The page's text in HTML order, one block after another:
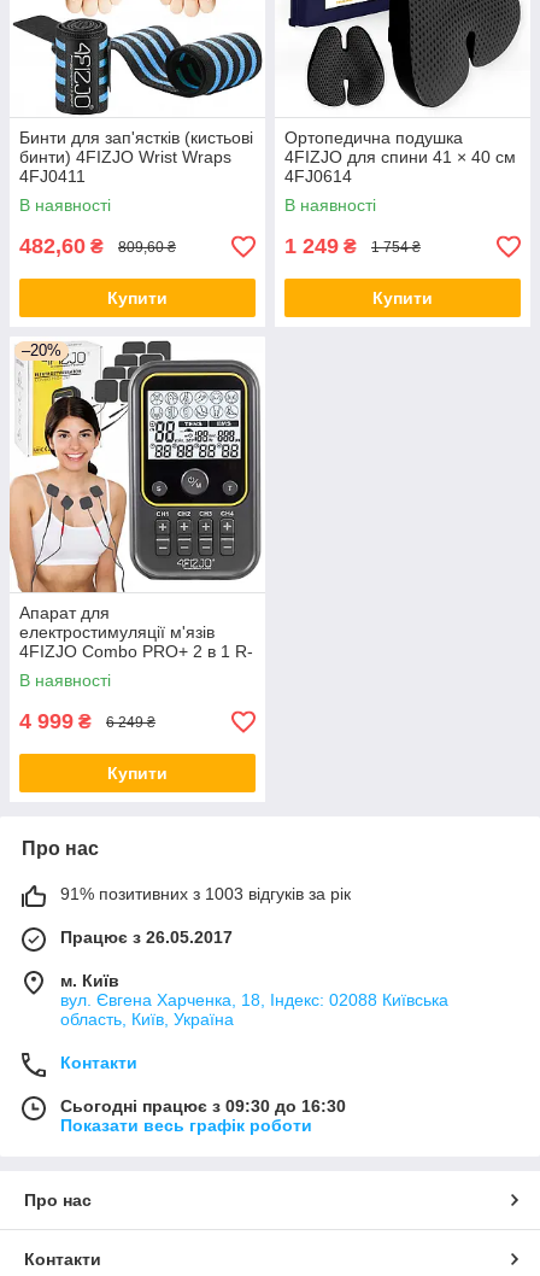
Бинти для зап'ястків (кистьові
бинти) 4FIZJO Wrist Wraps
4FJ0411
В наявності
482,60 ₴ 809,60 ₴
Купити
Ортопедична подушка
4FIZJO для спини 41 × 40 см
4FJ0614
В наявності
1 249 ₴ 1 754 ₴
Купити
–20%
Апарат для
електростимуляції м'язів
4FIZJO Combo PRO+ 2 в 1 R-
C101C
В наявності
4 999 ₴ 6 249 ₴
Купити
Про нас
91% позитивних з 1003 відгуків за рік
Працює з 26.05.2017
м. Київ
вул. Євгена Харченка, 18, Індекс: 02088 Київська
область, Київ, Україна
Контакти
Сьогодні працює з 09:30 до 16:30
Показати весь графік роботи
Про нас
Контакти